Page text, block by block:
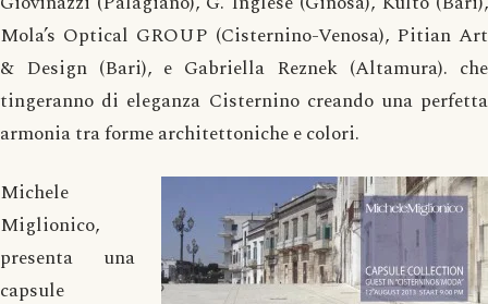
Mola’s Optical GROUP (Cisternino-Venosa), Pitian Art
& Design (Bari), e Gabriella Reznek (Altamura). che
tingeranno di eleganza Cisternino creando una perfetta
armonia tra forme architettoniche e colori.
Michele
Miglionico,
presenta una
capsule